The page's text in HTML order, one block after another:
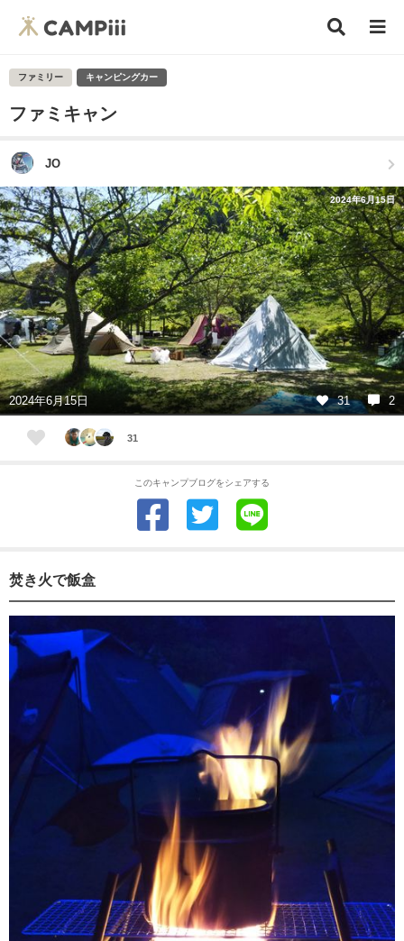
ファミリー キャンピングカー
ファミキャン
JO
2024年6月15日
2024年6月15日 31 2
31
このキャンプブログをシェアする
焚き火で飯盒